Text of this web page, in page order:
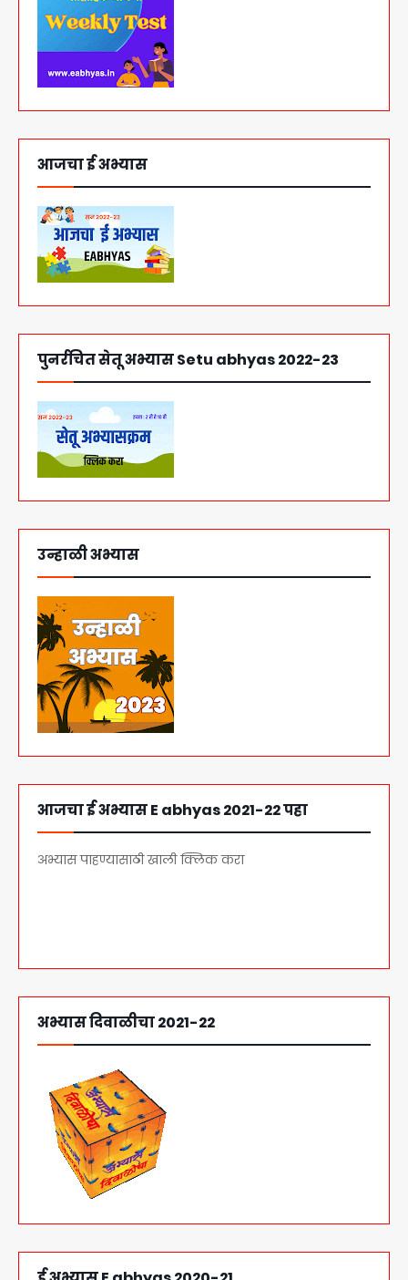
आजचा ई अभ्यास
पुनर्रचित सेतू अभ्यास Setu abhyas 2022-23
उन्हाळी अभ्यास
आजचा ई अभ्यास E abhyas 2021-22 पहा
अभ्यास पाहण्यासाठी खाली क्लिक करा
अभ्यास दिवाळीचा 2021-22